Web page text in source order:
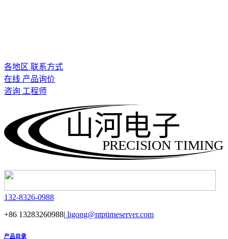
各地区 联系方式
在线 产品询价
咨询 工程师
PRECISION TIMING
山河电子
132-8326-0988
+86 13283260988| ligong@ntptimeserver.com
产品目录